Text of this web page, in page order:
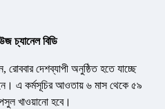
চ্যানেল বিডি
রোববার দেশব্যাপী অনুষ্ঠিত হতে যাচ্ছে
এ কর্মসূচির আওতায় ৬ মাস থেকে ৫৯
খাওয়ানো হবে।